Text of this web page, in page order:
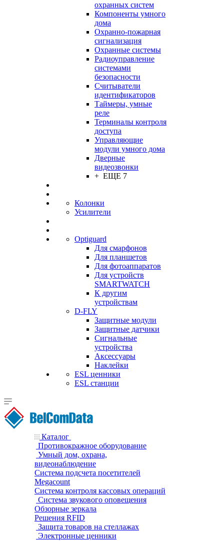
охранных систем
Компоненты умного
дома
Охранно-пожарная
сигнализация
Охранные системы
Радиоуправление
системами
безопасности
Считыватели
идентификаторов
Таймеры, умные
реле
Терминалы контроля
доступа
Управляющие
модули умного дома
Дверные
видеозвонки
+ ЕЩЕ 7
Колонки
Усилители
Optiguard
Для смарфонов
Для планшетов
Для фотоаппаратов
Для устройств
SMARTWATCH
К другим
устройствам
D-FLY
Защитные модули
Защитные датчики
Сигнальные
устройства
Аксессуары
Наклейки
ESL ценники
ESL станции
Каталог
Противокражное оборудование
Умный дом, охрана,
видеонаблюдение
Система подсчета посетителей
Megacount
Система контроля кассовых операций
Система звукового оповещения
Обзорные зеркала
Решения RFID
Защита товаров на стеллажах
Электронные ценники